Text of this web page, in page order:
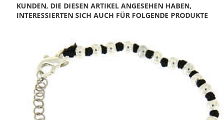
KUNDEN, DIE DIESEN ARTIKEL ANGESEHEN HABEN,
INTERESSIERTEN SICH AUCH FÜR FOLGENDE PRODUKTE